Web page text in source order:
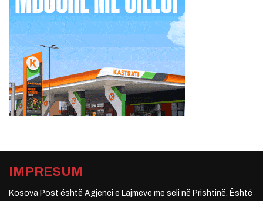
IMPRESUM
Kosova Post është Agjenci e Lajmeve me seli në Prishtinë. Është